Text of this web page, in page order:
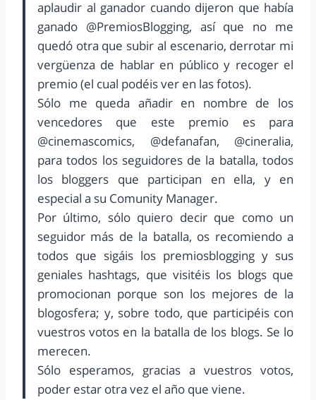
aplaudir al ganador cuando dijeron que había
ganado @PremiosBlogging, así que no me
quedó otra que subir al escenario, derrotar mi
vergüenza de hablar en público y recoger el
premio (el cual podéis ver en las fotos).
Sólo me queda añadir en nombre de los
vencedores que este premio es para
@cinemascomics, @defanafan, @cineralia,
para todos los seguidores de la batalla, todos
los bloggers que participan en ella, y en
especial a su Comunity Manager.
Por último, sólo quiero decir que como un
seguidor más de la batalla, os recomiendo a
todos que sigáis los premiosblogging y sus
geniales hashtags, que visitéis los blogs que
promocionan porque son los mejores de la
blogosfera; y, sobre todo, que participéis con
vuestros votos en la batalla de los blogs. Se lo
merecen.
Sólo esperamos, gracias a vuestros votos,
poder estar otra vez el año que viene.